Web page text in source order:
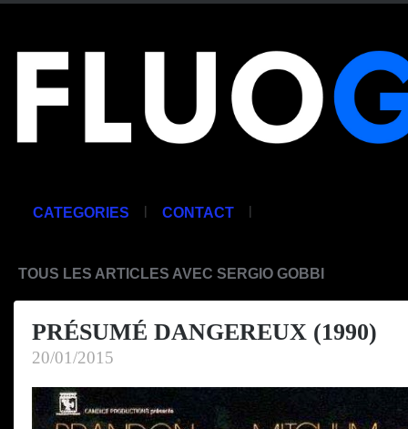
CATEGORIES | CONTACT |
TOUS LES ARTICLES AVEC SERGIO GOBBI
PRÉSUMÉ DANGEREUX (1990)
20/01/2015